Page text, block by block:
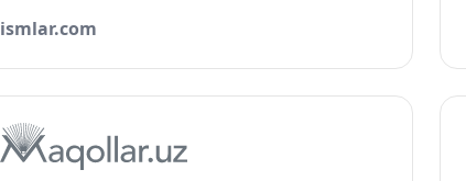
ismlar.com